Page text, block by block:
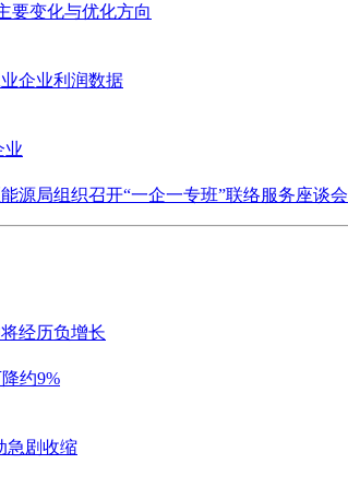
要变化与优化方向
企业利润数据
业
源局组织召开“一企一专班”联络服务座谈会
经历负增长
约9%
急剧收缩